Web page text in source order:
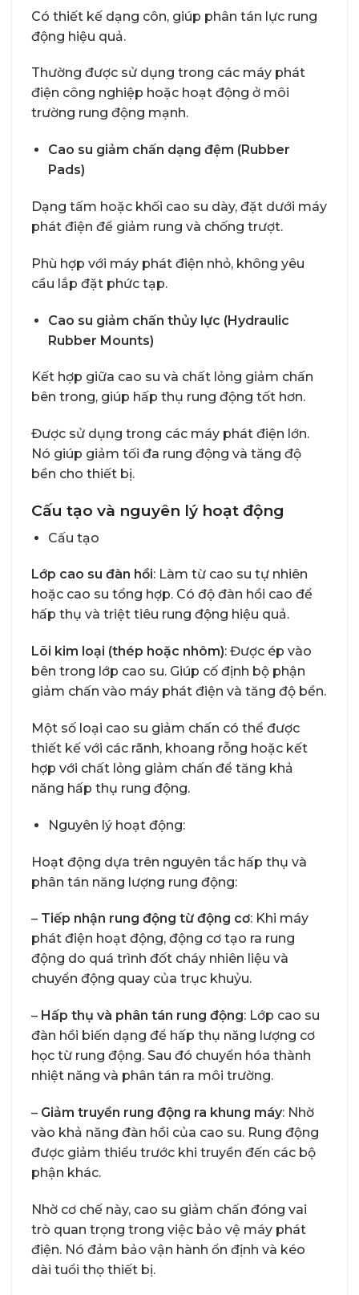
Có thiết kế dạng côn, giúp phân tán lực rung
động hiệu quả.
Thường được sử dụng trong các máy phát
điện công nghiệp hoặc hoạt động ở môi
trường rung động mạnh.
Cao su giảm chấn dạng đệm (Rubber
Pads)
Dạng tấm hoặc khối cao su dày, đặt dưới máy
phát điện để giảm rung và chống trượt.
Phù hợp với máy phát điện nhỏ, không yêu
cầu lắp đặt phức tạp.
Cao su giảm chấn thủy lực (Hydraulic
Rubber Mounts)
Kết hợp giữa cao su và chất lỏng giảm chấn
bên trong, giúp hấp thụ rung động tốt hơn.
Được sử dụng trong các máy phát điện lớn.
Nó giúp giảm tối đa rung động và tăng độ
bền cho thiết bị.
Cấu tạo và nguyên lý hoạt động
Cấu tạo
Lớp cao su đàn hồi: Làm từ cao su tự nhiên
hoặc cao su tổng hợp. Có độ đàn hồi cao để
hấp thụ và triệt tiêu rung động hiệu quả.
Lõi kim loại (thép hoặc nhôm): Được ép vào
bên trong lớp cao su. Giúp cố định bộ phận
giảm chấn vào máy phát điện và tăng độ bền.
Một số loại cao su giảm chấn có thể được
thiết kế với các rãnh, khoang rỗng hoặc kết
hợp với chất lỏng giảm chấn để tăng khả
năng hấp thụ rung động.
Nguyên lý hoạt động:
Hoạt động dựa trên nguyên tắc hấp thụ và
phân tán năng lượng rung động:
– Tiếp nhận rung động từ động cơ: Khi máy
phát điện hoạt động, động cơ tạo ra rung
động do quá trình đốt cháy nhiên liệu và
chuyển động quay của trục khuỷu.
– Hấp thụ và phân tán rung động: Lớp cao su
đàn hồi biến dạng để hấp thụ năng lượng cơ
học từ rung động. Sau đó chuyển hóa thành
nhiệt năng và phân tán ra môi trường.
– Giảm truyền rung động ra khung máy: Nhờ
vào khả năng đàn hồi của cao su. Rung động
được giảm thiểu trước khi truyền đến các bộ
phận khác.
Nhờ cơ chế này, cao su giảm chấn đóng vai
trò quan trọng trong việc bảo vệ máy phát
điện. Nó đảm bảo vận hành ổn định và kéo
dài tuổi thọ thiết bị.